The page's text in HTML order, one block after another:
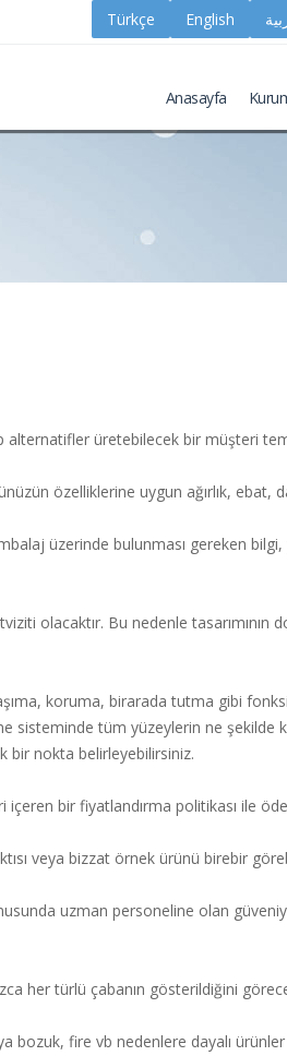
Anasayfa
alternatifler üretebilecek bir müşteri
özelliklerine uygun ağırlık, ebat,
üzerinde bulunması gereken
olacaktır. Bu nedenle
koruma, birarada tutma gibi
tüm yüzeylerin ne şekilde
bir nokta belirleyebilirsiniz.
bir fiyatlandırma politikası ile
veya bizzat örnek ürünü birebir
uzman personeline olan
her türlü çabanın gösterildiğini
fire vb nedenlere dayalı